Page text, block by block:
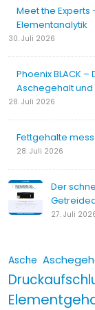
Meet the
Elementanalytik
30. Juli 2026
Phoenix BLACK
Aschegehalt
28. Juli 2026
Fettgehalte
28. Juli 2026
Der
27. Juli
Asche